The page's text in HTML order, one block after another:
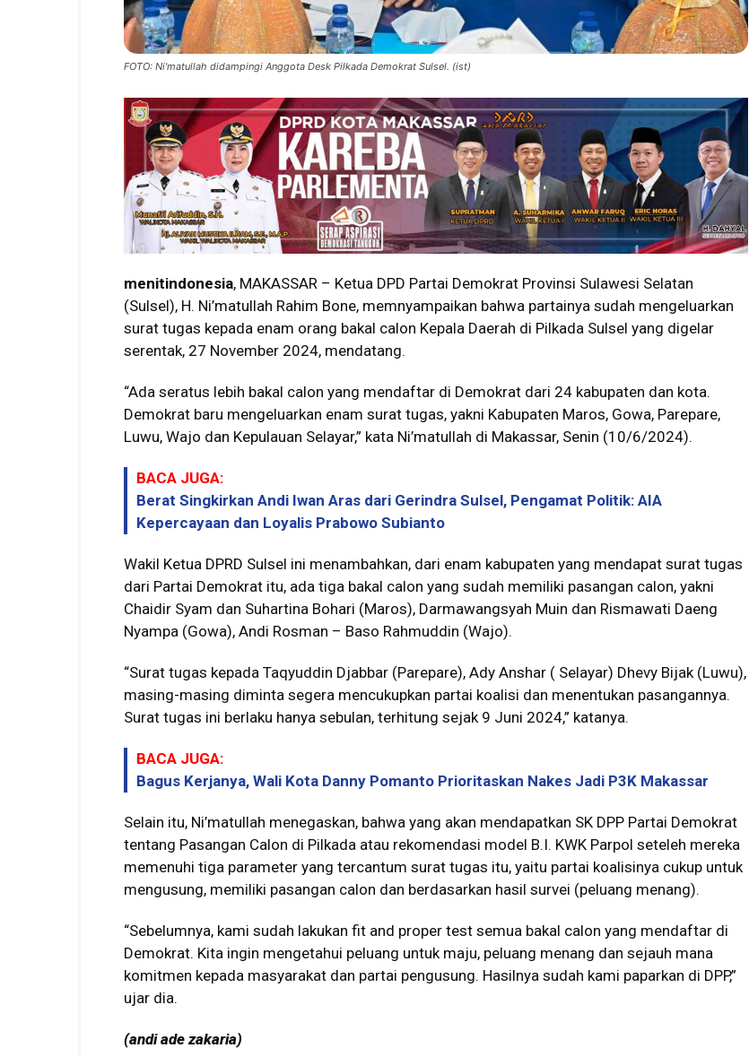
FOTO: Ni'matullah didampingi Anggota Desk Pilkada Demokrat Sulsel. (ist)
menitindonesia, MAKASSAR – Ketua DPD Partai Demokrat Provinsi Sulawesi Selatan
(Sulsel), H. Ni’matullah Rahim Bone, memnyampaikan bahwa partainya sudah mengeluarkan
surat tugas kepada enam orang bakal calon Kepala Daerah di Pilkada Sulsel yang digelar
serentak, 27 November 2024, mendatang.
“Ada seratus lebih bakal calon yang mendaftar di Demokrat dari 24 kabupaten dan kota.
Demokrat baru mengeluarkan enam surat tugas, yakni Kabupaten Maros, Gowa, Parepare,
Luwu, Wajo dan Kepulauan Selayar,” kata Ni’matullah di Makassar, Senin (10/6/2024).
BACA JUGA:
Berat Singkirkan Andi Iwan Aras dari Gerindra Sulsel, Pengamat Politik: AIA
Kepercayaan dan Loyalis Prabowo Subianto
Wakil Ketua DPRD Sulsel ini menambahkan, dari enam kabupaten yang mendapat surat tugas
dari Partai Demokrat itu, ada tiga bakal calon yang sudah memiliki pasangan calon, yakni
Chaidir Syam dan Suhartina Bohari (Maros), Darmawangsyah Muin dan Rismawati Daeng
Nyampa (Gowa), Andi Rosman – Baso Rahmuddin (Wajo).
“Surat tugas kepada Taqyuddin Djabbar (Parepare), Ady Anshar ( Selayar) Dhevy Bijak (Luwu),
masing-masing diminta segera mencukupkan partai koalisi dan menentukan pasangannya.
Surat tugas ini berlaku hanya sebulan, terhitung sejak 9 Juni 2024,” katanya.
BACA JUGA:
Bagus Kerjanya, Wali Kota Danny Pomanto Prioritaskan Nakes Jadi P3K Makassar
Selain itu, Ni’matullah menegaskan, bahwa yang akan mendapatkan SK DPP Partai Demokrat
tentang Pasangan Calon di Pilkada atau rekomendasi model B.I. KWK Parpol seteleh mereka
memenuhi tiga parameter yang tercantum surat tugas itu, yaitu partai koalisinya cukup untuk
mengusung, memiliki pasangan calon dan berdasarkan hasil survei (peluang menang).
“Sebelumnya, kami sudah lakukan fit and proper test semua bakal calon yang mendaftar di
Demokrat. Kita ingin mengetahui peluang untuk maju, peluang menang dan sejauh mana
komitmen kepada masyarakat dan partai pengusung. Hasilnya sudah kami paparkan di DPP,”
ujar dia.
(andi ade zakaria)